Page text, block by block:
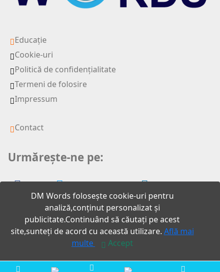
DM Words folosește cookie-uri pentru
analiză,conținut personalizat și
publicitate.Continuând să căutați pe acest
site,sunteți de acord cu această utilizare. Află mai
multe
Accept
Educație
Cookie-uri
Politică de confidențialitate
Termeni de folosire
Impressum
Contact
Urmărește-ne pe:
2026 DM words